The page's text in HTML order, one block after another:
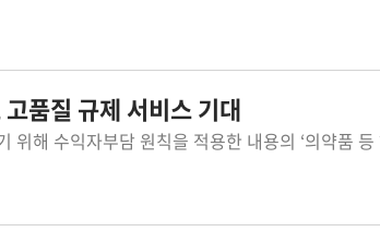
품질 규제 서비스 기대